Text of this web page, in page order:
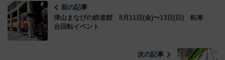
前の記事
津山まなびの鉄道館 8月11日(金)〜13日(日) 転車
台回転イベント
次の記事